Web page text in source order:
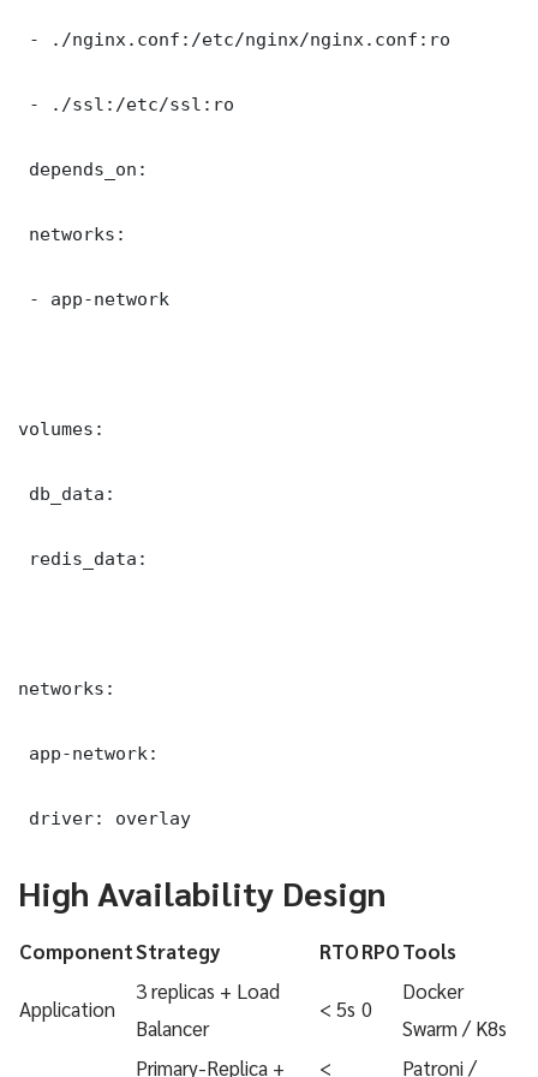
- ./nginx.conf:/etc/nginx/nginx.conf:ro
- ./ssl:/etc/ssl:ro
depends_on:
networks:
- app-network
volumes:
db_data:
redis_data:
networks:
app-network:
driver: overlay
High Availability Design
ComponentStrategy RTORPOTools
Application
3 replicas + Load
Balancer
< 5s 0
Docker
Swarm / K8s
Primary-Replica + < Patroni /